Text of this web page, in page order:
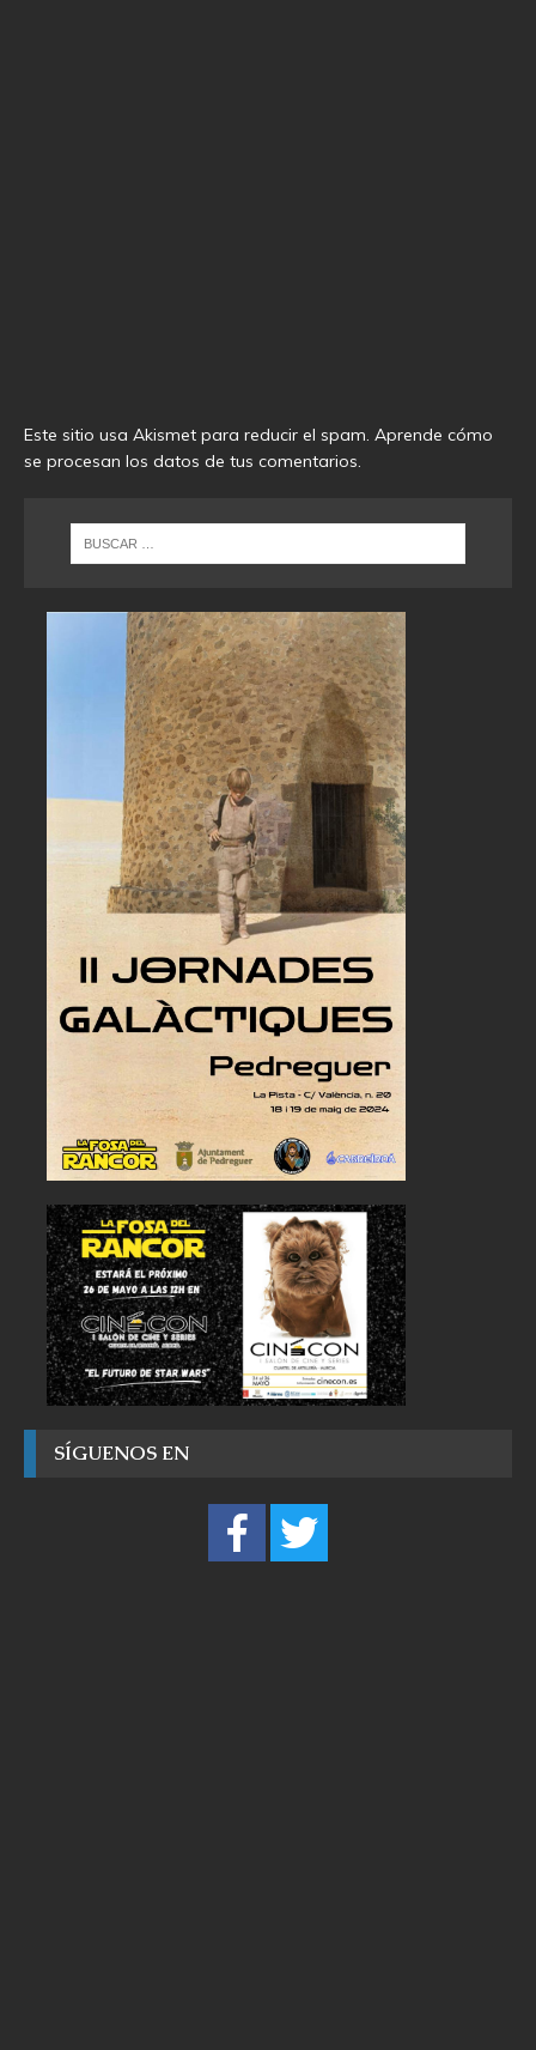
Este sitio usa Akismet para reducir el spam. Aprende cómo
se procesan los datos de tus comentarios.
SÍGUENOS EN